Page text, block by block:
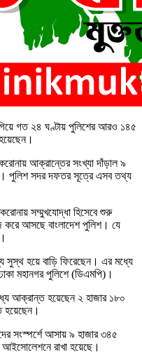
গিয়ে গত ২৪ ঘণ্টায় পুলিশের আরও ১৪৫
আক্রান্তের সংখ্যা দাঁড়াল ৯
পুলিশ সদর দফতর সূত্রে এসব তথ্য
সম্মুখযোদ্ধা হিসেবে শুরু
করে আসছে বাংলাদেশ পুলিশ। যে
হয়ে বাড়ি ফিরেছেন। এর মধ্যে
মহানগর পুলিশে (ডিএমপি)।
আক্রান্ত হয়েছেন ২ হাজার ১৮০
সংস্পর্শে আসায় ৯ হাজার ৩৪৫
রাখা হয়েছে।